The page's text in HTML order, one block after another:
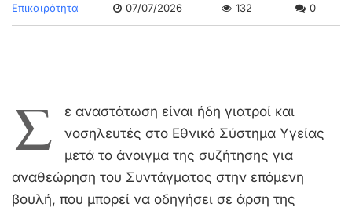
Επικαιρότητα 07/07/2026 132 0
Σ
ε αναστάτωση είναι ήδη γιατροί και
νοσηλευτές στο Εθνικό Σύστημα Υγείας
μετά το άνοιγμα της συζήτησης για
αναθεώρηση του Συντάγματος στην επόμενη
βουλή, που μπορεί να οδηγήσει σε άρση της